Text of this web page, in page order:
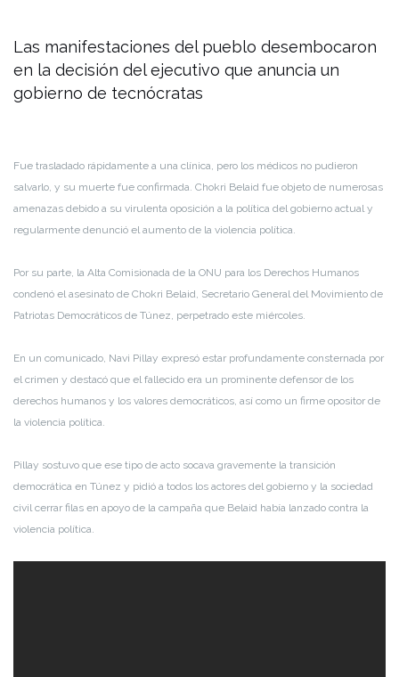
Las manifestaciones del pueblo desembocaron
en la decisión del ejecutivo que anuncia un
gobierno de tecnócratas
Fue trasladado rápidamente a una clínica, pero los médicos no pudieron
salvarlo, y su muerte fue confirmada. Chokri Belaid fue objeto de numerosas
amenazas debido a su virulenta oposición a la política del gobierno actual y
regularmente denunció el aumento de la violencia política.
Por su parte, la Alta Comisionada de la ONU para los Derechos Humanos
condenó el asesinato de Chokri Belaid, Secretario General del Movimiento de
Patriotas Democráticos de Túnez, perpetrado este miércoles.
En un comunicado, Navi Pillay expresó estar profundamente consternada por
el crimen y destacó que el fallecido era un prominente defensor de los
derechos humanos y los valores democráticos, así como un firme opositor de
la violencia política.
Pillay sostuvo que ese tipo de acto socava gravemente la transición
democrática en Túnez y pidió a todos los actores del gobierno y la sociedad
civil cerrar filas en apoyo de la campaña que Belaid había lanzado contra la
violencia política.